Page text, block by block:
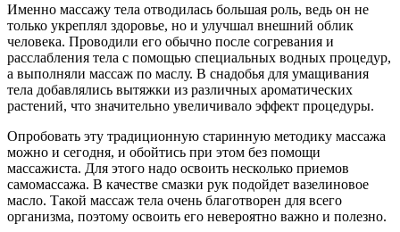
Именно массажу тела отводилась большая роль, ведь он не
только укреплял здоровье, но и улучшал внешний облик
человека. Проводили его обычно после согревания и
расслабления тела с помощью специальных водных процедур,
а выполняли массаж по маслу. В снадобья для умащивания
тела добавлялись вытяжки из различных ароматических
растений, что значительно увеличивало эффект процедуры.
Опробовать эту традиционную старинную методику массажа
можно и сегодня, и обойтись при этом без помощи
массажиста. Для этого надо освоить несколько приемов
самомассажа. В качестве смазки рук подойдет вазелиновое
масло. Такой массаж тела очень благотворен для всего
организма, поэтому освоить его невероятно важно и полезно.